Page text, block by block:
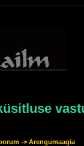
-> Arengumaagia